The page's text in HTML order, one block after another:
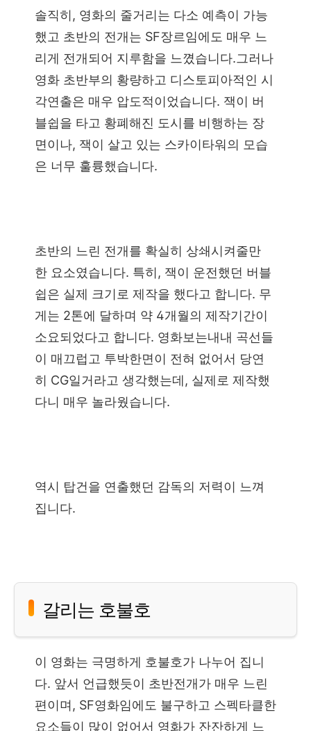
솔직히, 영화의 줄거리는 다소 예측이 가능
했고 초반의 전개는 SF장르임에도 매우 느
리게 전개되어 지루함을 느꼈습니다.그러나
영화 초반부의 황량하고 디스토피아적인 시
각연출은 매우 압도적이었습니다. 잭이 버
블쉽을 타고 황폐해진 도시를 비행하는 장
면이나, 잭이 살고 있는 스카이타워의 모습
은 너무 훌륭했습니다.
초반의 느린 전개를 확실히 상쇄시켜줄만
한 요소였습니다. 특히, 잭이 운전했던 버블
쉽은 실제 크기로 제작을 했다고 합니다. 무
게는 2톤에 달하며 약 4개월의 제작기간이
소요되었다고 합니다. 영화보는내내 곡선들
이 매끄럽고 투박한면이 전혀 없어서 당연
히 CG일거라고 생각했는데, 실제로 제작했
다니 매우 놀라웠습니다.
역시 탑건을 연출했던 감독의 저력이 느껴
집니다.
갈리는 호불호
이 영화는 극명하게 호불호가 나누어 집니
다. 앞서 언급했듯이 초반전개가 매우 느린
편이며, SF영화임에도 불구하고 스펙타클한
요소들이 많이 없어서 영화가 잔잔하게 느